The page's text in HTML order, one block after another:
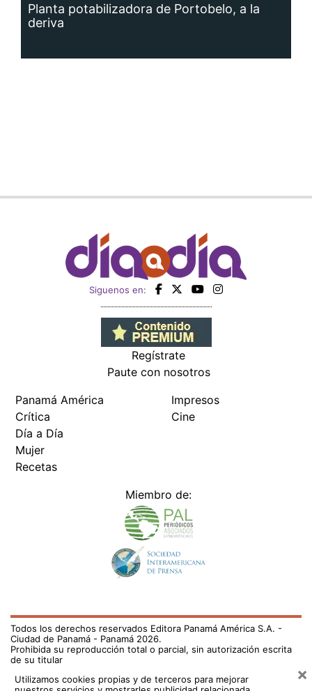
Planta potabilizadora de Portobelo, a la
deriva
Siguenos en:
Regístrate
Paute con nosotros
Panamá América
Crítica
Día a Día
Mujer
Recetas
Impresos
Cine
Miembro de:
Todos los derechos reservados Editora Panamá América S.A. -
Ciudad de Panamá - Panamá 2026.
Prohibida su reproducción total o parcial, sin autorización escrita
de su titular
Utilizamos cookies propias y de terceros para mejorar
×